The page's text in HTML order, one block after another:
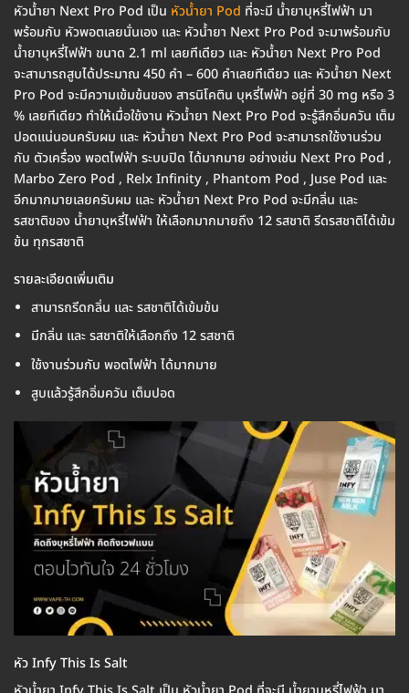
หัวน้ำยา Next Pro Pod เป็น หัวน้ำยา Pod ที่จะมี น้ำยาบุหรี่ไฟฟ้า มา
พร้อมกับ หัวพอตเลยนั่นเอง และ หัวน้ำยา Next Pro Pod จะมาพร้อมกับ
น้ำยาบุหรี่ไฟฟ้า ขนาด 2.1 ml เลยทีเดียว และ หัวน้ำยา Next Pro Pod
จะสามารถสูบได้ประมาณ 450 คำ – 600 คำเลยทีเดียว และ หัวน้ำยา Next
Pro Pod จะมีความเข้มข้นของ สารนิโคติน บุหรี่ไฟฟ้า อยู่ที่ 30 mg หรือ 3
% เลยทีเดียว ทำให้เมื่อใช้งาน หัวน้ำยา Next Pro Pod จะรู้สึกอิ่มควัน เต็ม
ปอดแน่นอนครับผม และ หัวน้ำยา Next Pro Pod จะสามารถใช้งานร่วม
กับ ตัวเครื่อง พอตไฟฟ้า ระบบปิด ได้มากมาย อย่างเช่น Next Pro Pod ,
Marbo Zero Pod , Relx Infinity , Phantom Pod , Juse Pod และ
อีกมากมายเลยครับผม และ หัวน้ำยา Next Pro Pod จะมีกลิ่น และ
รสชาติของ น้ำยาบุหรี่ไฟฟ้า ให้เลือกมากมายถึง 12 รสชาติ รีดรสชาติได้เข้ม
ข้น ทุกรสชาติ
รายละเอียดเพิ่มเติม
สามารถรีดกลิ่น และ รสชาติได้เข้มข้น
มีกลิ่น และ รสชาติให้เลือกถึง 12 รสชาติ
ใช้งานร่วมกับ พอตไฟฟ้า ได้มากมาย
สูบแล้วรู้สึกอิ่มควัน เต็มปอด
หัว Infy This Is Salt